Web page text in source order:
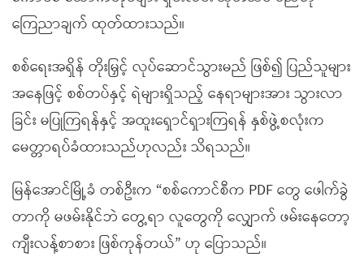
ကြေညာချက် ထုတ်ထားသည်။
စစ်ရေးအရှိန် တိုးမြှင့် လုပ်ဆောင်သွားမည် ဖြစ်၍ ပြည်သူများ
အနေဖြင့် စစ်တပ်နှင့် ရဲများရှိသည့် နေရာများအား သွားလာ
ခြင်း မပြုကြရန်နှင့် အထူးရှောင်ရှားကြရန် နှစ်ဖွဲ့စလုံးက
မေတ္တာရပ်ခံထားသည်ဟုလည်း သိရသည်။
မြန်အောင်မြို့ခံ တစ်ဦးက “စစ်ကောင်စီက PDF တွေ ဖေါက်ခွဲ
တာကို မဖမ်းနိုင်ဘဲ တွေ့ရာ လူတွေကို လျှောက် ဖမ်းနေတော့
ကျီးလန့်စာစား ဖြစ်ကုန်တယ်” ဟု ပြောသည်။